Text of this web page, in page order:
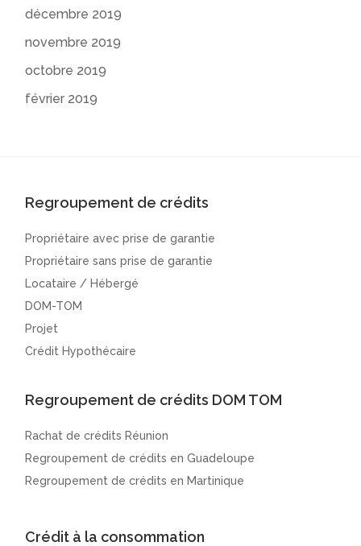
décembre 2019
novembre 2019
octobre 2019
février 2019
Regroupement de crédits
Propriétaire avec prise de garantie
Propriétaire sans prise de garantie
Locataire / Hébergé
DOM-TOM
Projet
Crédit Hypothécaire
Regroupement de crédits DOM TOM
Rachat de crédits Réunion
Regroupement de crédits en Guadeloupe
Regroupement de crédits en Martinique
Crédit à la consommation